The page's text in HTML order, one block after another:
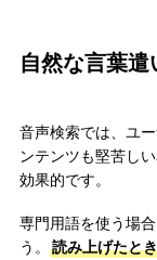
自然な言葉遣
音声検索では、ユ
ンテンツも堅苦し
効果的です。
専門用語を使う場
う。
読み上げたと